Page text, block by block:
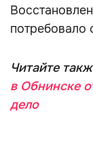
потребовало
Читайте
в Обнинске
дело